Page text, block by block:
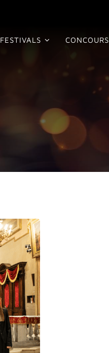
FESTIVALS CONCOURS